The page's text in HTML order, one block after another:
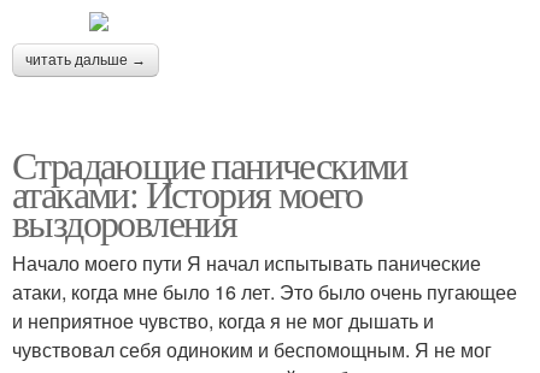
читать дальше →
Страдающие паническими
атаками: История моего
выздоровления
Начало моего пути Я начал испытывать панические
атаки, когда мне было 16 лет. Это было очень пугающее
и неприятное чувство, когда я не мог дышать и
чувствовал себя одиноким и беспомощным. Я не мог